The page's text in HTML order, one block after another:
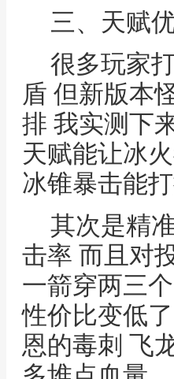
三、天赋
很多玩家
盾 但新版本
排 我实测下
天赋能让冰
冰锥暴击能
其次是精
击率 而且对
一箭穿两三
性价比变低
恩的毒刺 飞